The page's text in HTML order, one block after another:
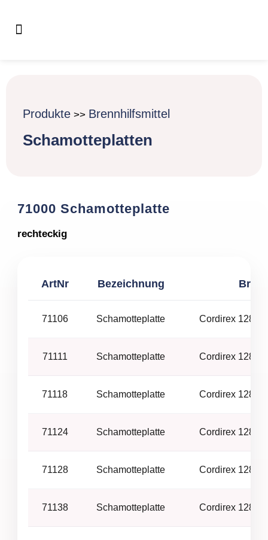
Produkte>> Brennhilfsmittel
Schamotteplatten
71000 Schamotteplatte
rechteckig
ArtNr Bezeichnung
71106 Schamotteplatte Cordirex 128 –
71111 Schamotteplatte Cordirex 128 –
71118 Schamotteplatte Cordirex 128 –
71124 Schamotteplatte Cordirex 128 –
71128 Schamotteplatte Cordirex 128 –
71138 Schamotteplatte Cordirex 128 –